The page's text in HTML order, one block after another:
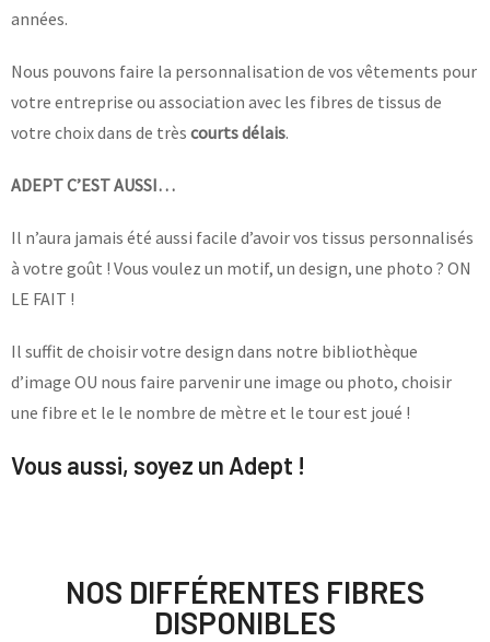
années.
Nous pouvons faire la personnalisation de vos vêtements pour
votre entreprise ou association avec les fibres de tissus de
votre choix dans de très courts délais.
ADEPT C’EST AUSSI…
Il n’aura jamais été aussi facile d’avoir vos tissus personnalisés
à votre goût ! Vous voulez un motif, un design, une photo ? ON
LE FAIT !
Il suffit de choisir votre design dans notre bibliothèque
d’image OU nous faire parvenir une image ou photo, choisir
une fibre et le le nombre de mètre et le tour est joué !
Vous aussi, soyez un Adept !
NOS DIFFÉRENTES FIBRES
DISPONIBLES